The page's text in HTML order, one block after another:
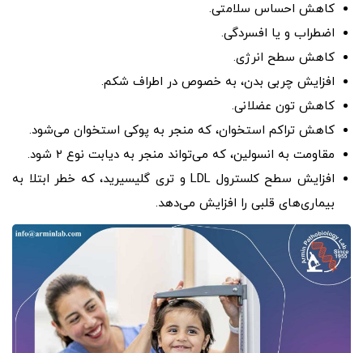
کاهش احساس سلامتی.
اضطراب و یا افسردگی.
کاهش سطح انرژی.
افزایش چربی بدن، به خصوص در اطراف شکم.
کاهش تون عضلانی.
کاهش تراکم استخوان، که منجر به پوکی استخوان می‌شود.
مقاومت به انسولین، که می‌تواند منجر به دیابت نوع ۲ شود.
افزایش سطح کلسترول LDL و تری گلیسیرید، که خطر ابتلا به
بیماری‌های قلبی را افزایش می‌دهد.